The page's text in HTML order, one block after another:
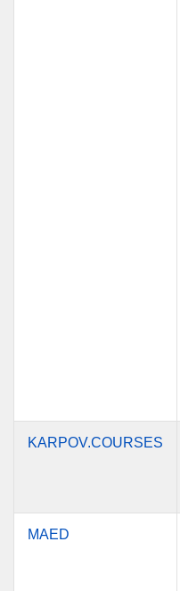
KARPOV.COURSES
MAED